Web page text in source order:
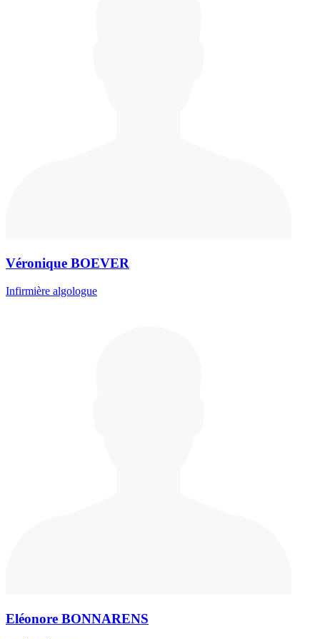
Véronique BOEVER
Infirmière algologue
Eléonore BONNARENS